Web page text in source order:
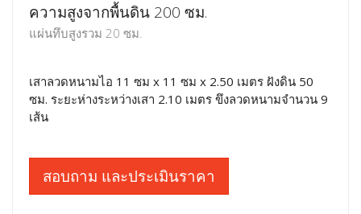
ความสูงจากพื้นดิน 200 ซม.
แผ่นทึบสูงรวม 20 ซม.
เสาลวดหนามไอ 11 ซม x 11 ซม x 2.50 เมตร ฝังดิน 50
ซม. ระยะห่างระหว่างเสา 2.10 เมตร ขึงลวดหนามจำนวน 9
เส้น
สอบถาม และประเมินราคา